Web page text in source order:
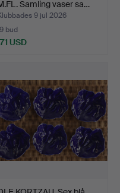
Samling vaser sa…
9 jul 2026
bud
USD